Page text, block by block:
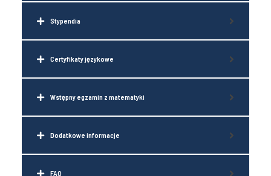
Stypendia
Certyfikaty językowe
Wstępny egzamin z matematyki
Dodatkowe informacje
FAQ